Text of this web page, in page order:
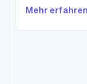
Mehr erfahren